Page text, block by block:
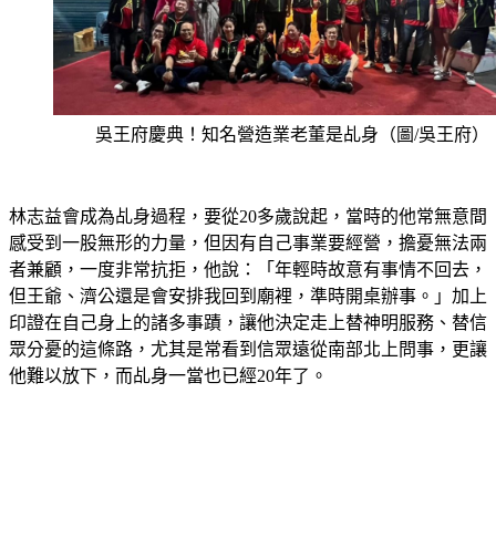
吳王府慶典！知名營造業老董是乩身（圖/吳王府）
感受到一股無形的力量，但因有自己事業要經營，擔憂無法兩
者兼顧，一度非常抗拒，他說：「年輕時故意有事情不回去，
但王爺、濟公還是會安排我回到廟裡，準時開桌辦事。」加上
印證在自己身上的諸多事蹟，讓他決定走上替神明服務、替信
眾分憂的這條路，尤其是常看到信眾遠從南部北上問事，更讓
他難以放下，而乩身一當也已經20年了。